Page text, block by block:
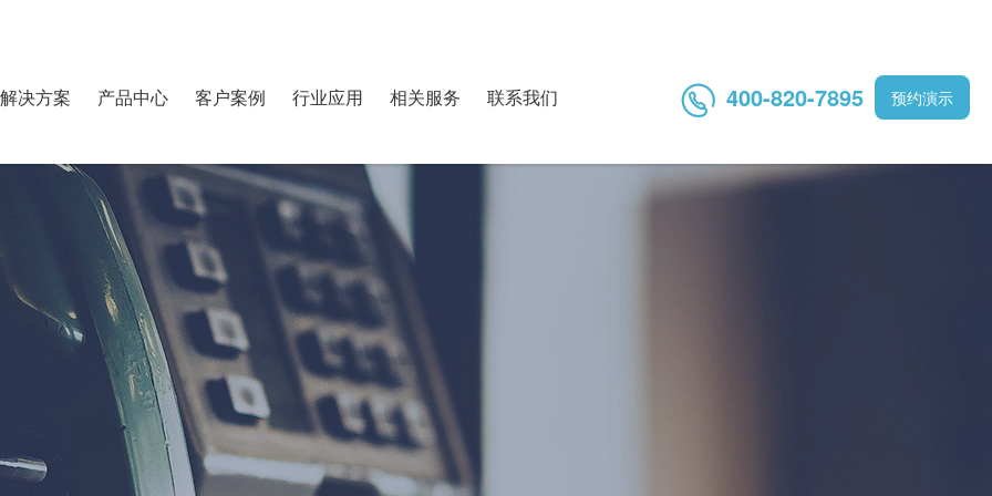
解决方案 产品中心 客户案例 行业应用 相关服务 联系我们 预约演示
 400-820-7895